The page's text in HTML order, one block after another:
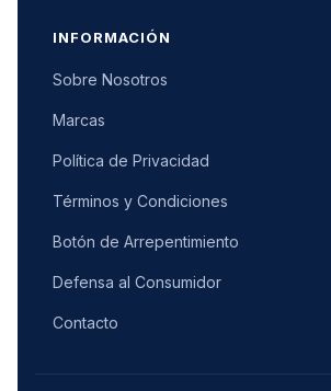
INFORMACIÓN
Sobre Nosotros
Marcas
Política de Privacidad
Términos y Condiciones
Botón de Arrepentimiento
Defensa al Consumidor
Contacto